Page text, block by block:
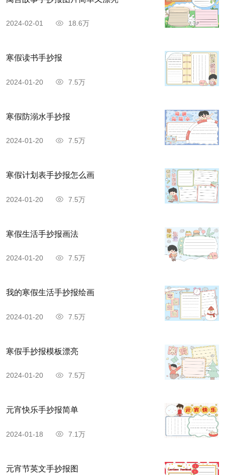
2024-02-01 18.6万
寒假读书手抄报
2024-01-20 7.5万
寒假防溺水手抄报
2024-01-20 7.5万
寒假计划表手抄报怎么画
2024-01-20 7.5万
寒假生活手抄报画法
2024-01-20 7.5万
我的寒假生活手抄报绘画
2024-01-20 7.5万
寒假手抄报模板漂亮
2024-01-20 7.5万
元宵快乐手抄报简单
2024-01-18 7.1万
元宵节英文手抄报图